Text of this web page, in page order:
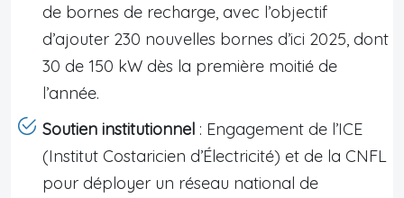
de bornes de recharge, avec l’objectif
d’ajouter 230 nouvelles bornes d’ici 2025, dont
30 de 150 kW dès la première moitié de
l’année.
Soutien institutionnel : Engagement de l’ICE
(Institut Costaricien d’Électricité) et de la CNFL
pour déployer un réseau national de